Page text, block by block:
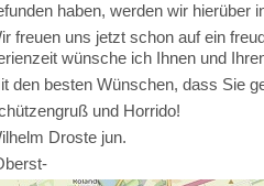
haben, werden wir hierüber
freuen uns jetzt schon auf ein
wünsche ich Ihnen und
den besten Wünschen, dass Sie
und Horrido!
Droste jun.